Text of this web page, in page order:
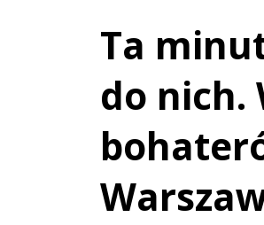
Ta
do nich.